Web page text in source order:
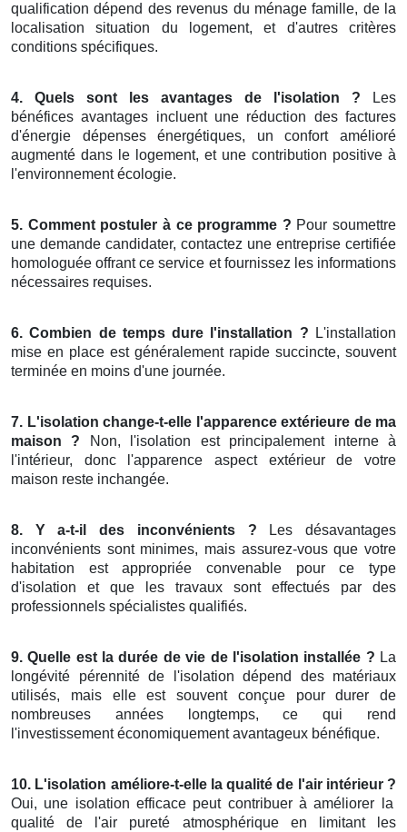
qualification dépend des revenus du ménage famille, de la
localisation situation du logement, et d'autres critères
conditions spécifiques.
4. Quels sont les avantages de l'isolation ? Les
bénéfices avantages incluent une réduction des factures
d'énergie dépenses énergétiques, un confort amélioré
augmenté dans le logement, et une contribution positive à
l'environnement écologie.
5. Comment postuler à ce programme ? Pour soumettre
une demande candidater, contactez une entreprise certifiée
homologuée offrant ce service et fournissez les informations
nécessaires requises.
6. Combien de temps dure l'installation ? L'installation
mise en place est généralement rapide succincte, souvent
terminée en moins d'une journée.
7. L'isolation change-t-elle l'apparence extérieure de ma
maison ? Non, l'isolation est principalement interne à
l'intérieur, donc l'apparence aspect extérieur de votre
maison reste inchangée.
8. Y a-t-il des inconvénients ? Les désavantages
inconvénients sont minimes, mais assurez-vous que votre
habitation est appropriée convenable pour ce type
d'isolation et que les travaux sont effectués par des
professionnels spécialistes qualifiés.
9. Quelle est la durée de vie de l'isolation installée ? La
longévité pérennité de l'isolation dépend des matériaux
utilisés, mais elle est souvent conçue pour durer de
nombreuses années longtemps, ce qui rend
l'investissement économiquement avantageux bénéfique.
10. L'isolation améliore-t-elle la qualité de l'air intérieur ?
Oui, une isolation efficace peut contribuer à améliorer la
qualité de l'air pureté atmosphérique en limitant les